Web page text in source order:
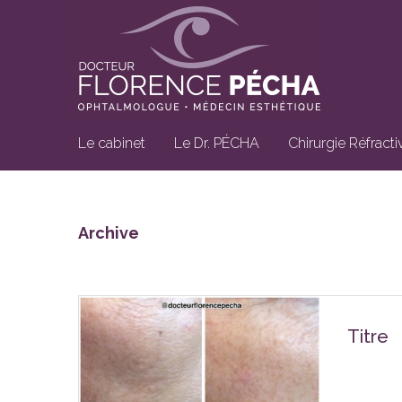
Le cabinet Le Dr. PÉCHA Chirurgie
Archive
Titre